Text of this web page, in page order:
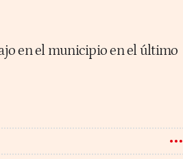
en el municipio en el último